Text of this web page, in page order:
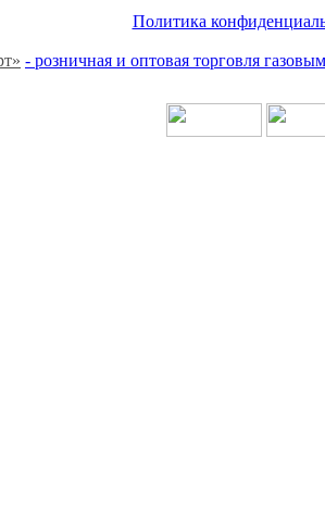
Политика
- розничная и оптовая торговля